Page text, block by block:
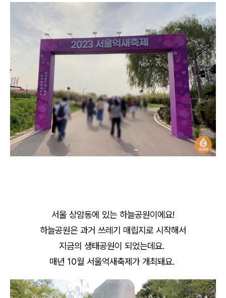
서울 상암동에 있는 하늘공원이에요!
하늘공원은 과거 쓰레기 매립지로 시작해서
지금의 생태공원이 되었는데요.
매년 10월 서울억새축제가 개최돼요.